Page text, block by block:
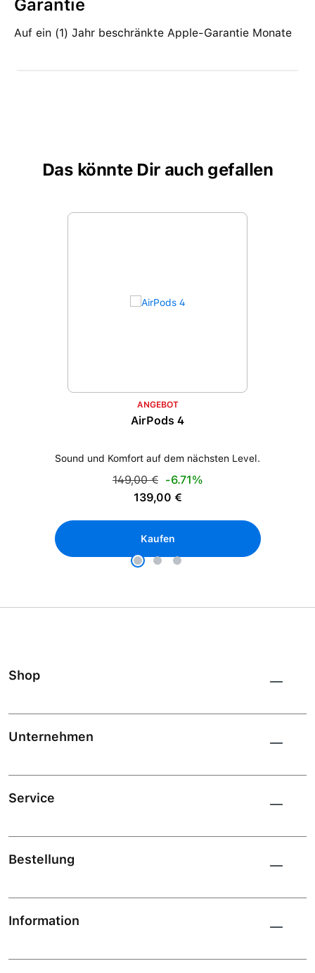
Garantie
Auf ein (1) Jahr beschränkte Apple-Garantie Monate
Das könnte Dir auch gefallen
Produktgalerie überspringen
ANGEBOT
AirPods 4
Sound und Komfort auf dem nächsten Level.
Verkaufspreis:
Regulärer Preis:
149,00 € -6.71%
139,00 €
Kaufen
Shop
Unternehmen
Service
Bestellung
Information